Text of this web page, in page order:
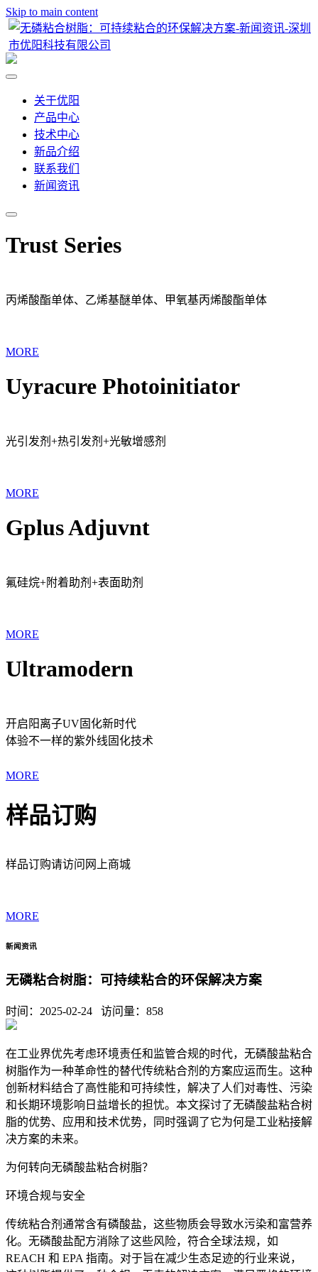
Skip to main content
关于优阳
产品中心
技术中心
新品介绍
联系我们
新闻资讯
Trust Series
丙烯酸酯单体、乙烯基醚单体、甲氧基丙烯酸酯单体
MORE
Uyracure Photoinitiator
光引发剂+热引发剂+光敏增感剂
MORE
Gplus Adjuvnt
氟硅烷+附着助剂+表面助剂
MORE
Ultramodern
开启阳离子UV固化新时代
体验不一样的紫外线固化技术
MORE
样品订购
样品订购请访问网上商城
MORE
新闻资讯
无磷粘合树脂：可持续粘合的环保解决方案
时间：2025-02-24 访问量： 858
在工业界优先考虑环境责任和监管合规的时代，无磷酸盐粘合
树脂作为一种革命性的替代传统粘合剂的方案应运而生。这种
创新材料结合了高性能和可持续性，解决了人们对毒性、污染
和长期环境影响日益增长的担忧。本文探讨了无磷酸盐粘合树
脂的优势、应用和技术优势，同时强调了它为何是工业粘接解
决方案的未来。
为何转向无磷酸盐粘合树脂？
环境合规与安全
传统粘合剂通常含有磷酸盐，这些物质会导致水污染和富营养
化。无磷酸盐配方消除了这些风险，符合全球法规，如
REACH 和 EPA 指南。对于旨在减少生态足迹的行业来说，